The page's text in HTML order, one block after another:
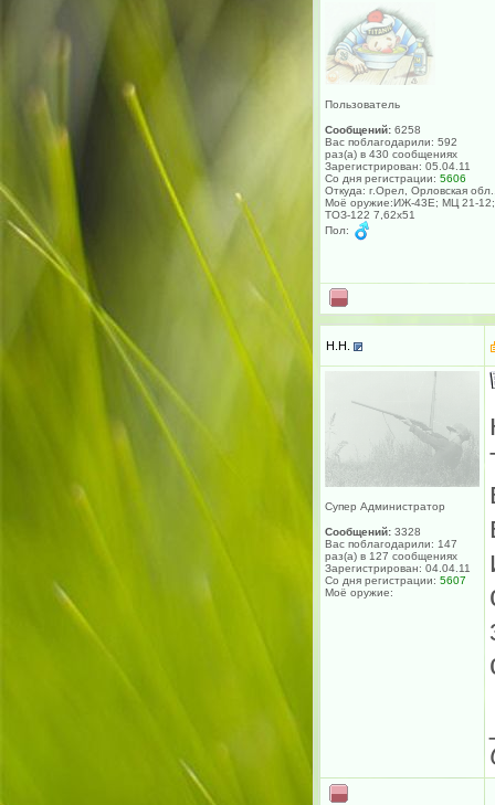
Пользователь
Сообщений: 6258
Вас поблагодарили: 592
раз(а) в 430 сообщениях
Зарегистрирован: 05.04.11
Со дня регистрации: 5606
Откуда: г.Орел, Орловская
Моё оружие:ИЖ-43Е; МЦ 21-12;
ТОЗ-122 7,62х51
Пол:
H.H.
Супер Администратор
Сообщений: 3328
Вас поблагодарили: 147
раз(а) в 127 сообщениях
Зарегистрирован: 04.04.11
Со дня регистрации: 5607
Моё оружие: